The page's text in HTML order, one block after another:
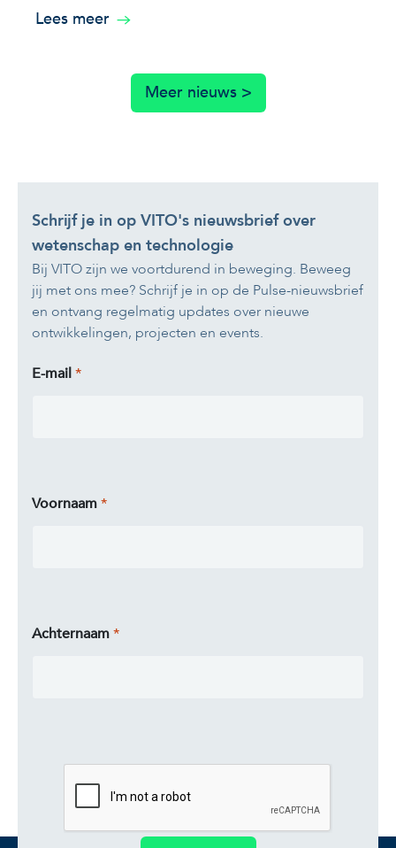
Lees meer
Meer nieuws >
Schrijf je in op VITO's nieuwsbrief over
wetenschap en technologie
Bij VITO zijn we voortdurend in beweging. Beweeg
jij met ons mee? Schrijf je in op de Pulse-nieuwsbrief
en ontvang regelmatig updates over nieuwe
ontwikkelingen, projecten en events.
E-mail
Voornaam
Achternaam